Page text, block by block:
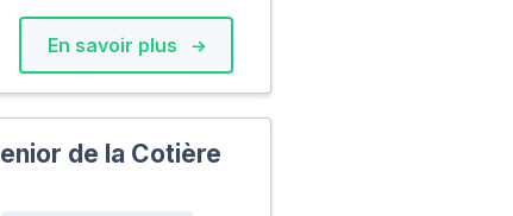
En savoir plus
de la Cotière